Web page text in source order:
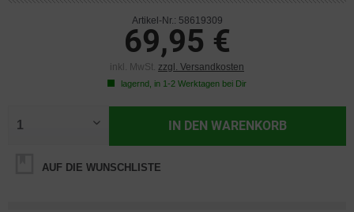
Artikel-Nr.: 58619309
69,95 €
inkl. MwSt. zzgl. Versandkosten
lagernd, in 1-2 Werktagen bei Dir
IN DEN WARENKORB
AUF DIE WUNSCHLISTE